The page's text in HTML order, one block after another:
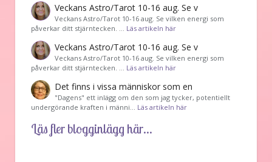
Veckans Astro/Tarot 10-16 aug. Se v
Veckans Astro/Tarot 10-16 aug. Se vilken energi som
påverkar ditt stjärntecken. … Läs artikeln här
Veckans Astro/Tarot 10-16 aug. Se v
Veckans Astro/Tarot 10-16 aug. Se vilken energi som
påverkar ditt stjärntecken. … Läs artikeln här
Det finns i vissa människor som en
"Dagens" ett inlägg om den som jag tycker, potentiellt
undergörande kraften i männi… Läs artikeln här
Läs fler blogginlägg här...